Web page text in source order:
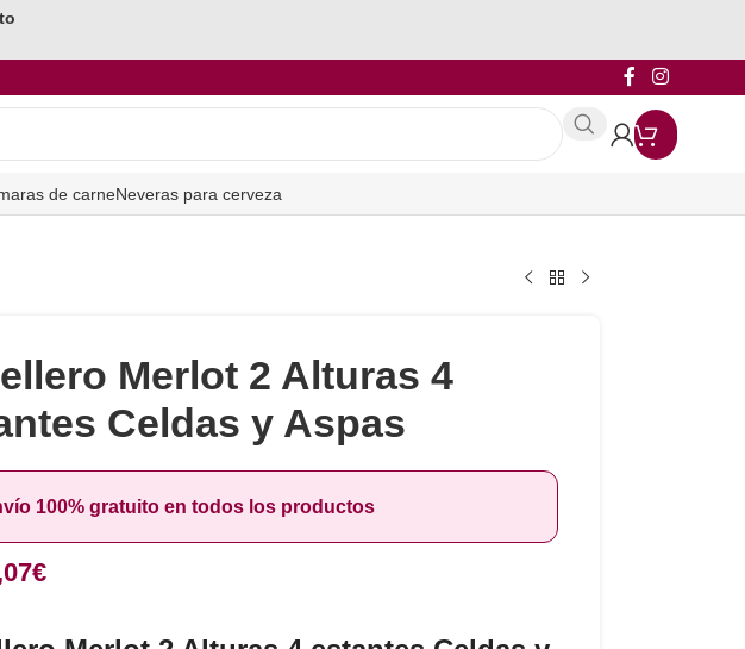
de carneNeveras para cerveza
Merlot 2 Alturas 4
Celdas y Aspas
100% gratuito en todos los productos
€